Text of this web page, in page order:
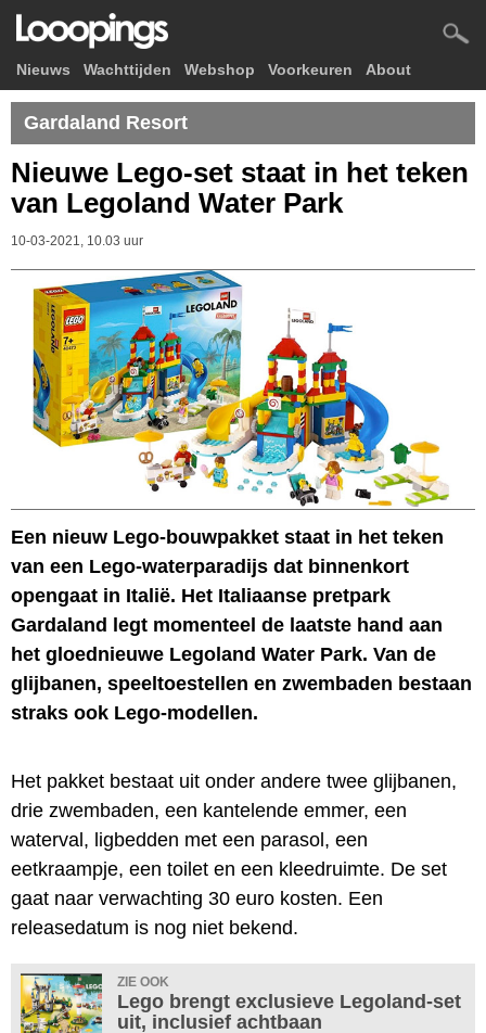
Nieuws Wachttijden Webshop Voorkeuren About
Gardaland Resort
Nieuwe Lego-set staat in het teken
van Legoland Water Park
10-03-2021, 10.03 uur
Een nieuw Lego-bouwpakket staat in het teken
van een Lego-waterparadijs dat binnenkort
opengaat in Italië. Het Italiaanse pretpark
Gardaland legt momenteel de laatste hand aan
het gloednieuwe Legoland Water Park. Van de
glijbanen, speeltoestellen en zwembaden bestaan
straks ook Lego-modellen.
Het pakket bestaat uit onder andere twee glijbanen,
drie zwembaden, een kantelende emmer, een
waterval, ligbedden met een parasol, een
eetkraampje, een toilet en een kleedruimte. De set
gaat naar verwachting 30 euro kosten. Een
releasedatum is nog niet bekend.
ZIE OOK
Lego brengt exclusieve Legoland-set
uit, inclusief achtbaan